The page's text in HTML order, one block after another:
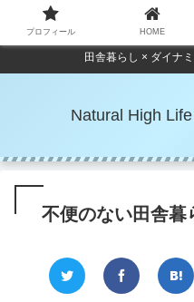
田舎暮らし × ダイナ
Natural High
不便のない田舎暮
プロフィール HOME